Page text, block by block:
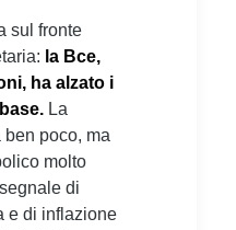
sul fronte
la Bce,
ha alzato i
La
poco, ma
molto
di
e di inflazione